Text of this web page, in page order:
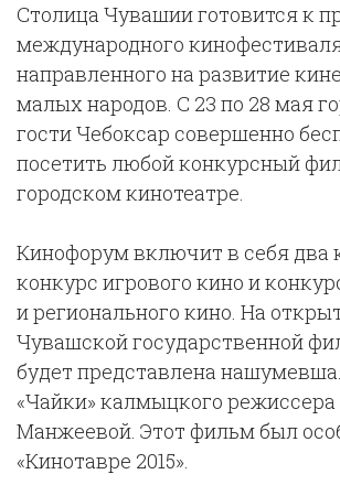
Столица Чувашии готовится к
международного
направленного на развитие
малых народов. С 23 по 28 мая
гости Чебоксар совершенно
посетить любой конкурсный
городском кинотеатре.
Кинофорум включит в себя два
конкурс игрового кино и
и регионального кино. На
Чувашской государственной
будет представлена
«Чайки» калмыцкого режиссера
Манжеевой. Этот фильм был
«Кинотавре 2015».